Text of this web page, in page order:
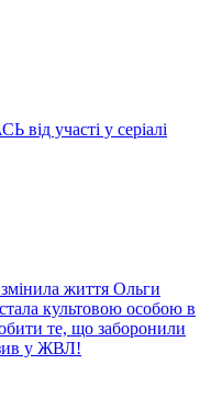
участі у серіалі
життя Ольги
культовою особою в
те, що заборонили
у ЖВЛ!